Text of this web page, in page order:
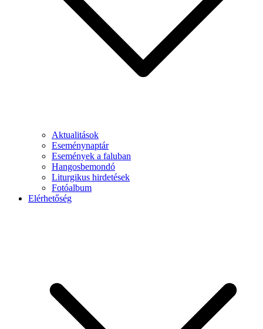
Aktualitások
Eseménynaptár
Események a faluban
Hangosbemondó
Liturgikus hirdetések
Fotóalbum
Elérhetőség